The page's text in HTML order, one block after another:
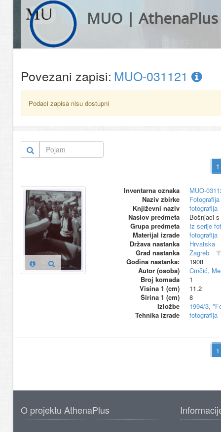
MUO | AthenaPlus
Povezani zapisi: MUO-031121
Podaci zapisa nisu dostupni
Inventarna oznaka
MUO-
Naziv zbirke
Književni naziv
fotografija
Naslov predmeta
Bošnjaci
Grupa predmeta
Iz serije
Materijal izrade
fotografija
Država nastanka
Hrvatska
Grad nastanka
Zagreb
Godina nastanka:
1908
Autor (osoba)
Crnčić,
Broj komada
1
Visina 1 (cm)
11.2
Širina 1 (cm)
8
Izložbe
1994/3,
Tehnika izrade
fotografija
O projektu AthenaPlus